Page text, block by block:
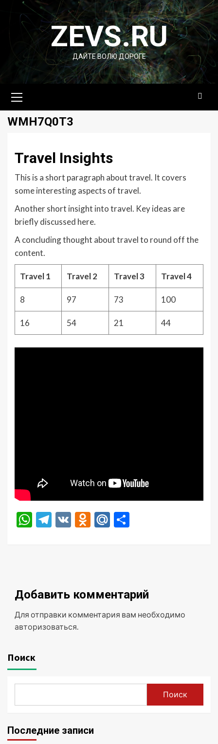
Перейти
содержимомуZEVS.RU
ДАЙТЕ ВОЛЮ ДОРОГЕ
меню
WMH7Q0T3
Travel Insights
This is a short paragraph about travel. It covers
some interesting aspects of travel.
Another short insight into travel. Key ideas are
briefly discussed here.
A concluding thought about travel to round off the
content.
Travel 1 Travel 2 Travel 3 Travel 4
8 97 73 100
16 54 21 44
WhatsApp
Telegram
VK Odnoklassniki
Mail.Ru
Добавить комментарий
Для отправки комментария вам необходимо
авторизоваться
Поиск
Поиск
Последние записи